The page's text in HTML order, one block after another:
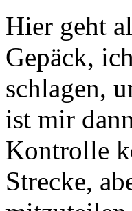
Hier geht
Gepäck,
schlagen,
ist mir
Kontrolle
Strecke,